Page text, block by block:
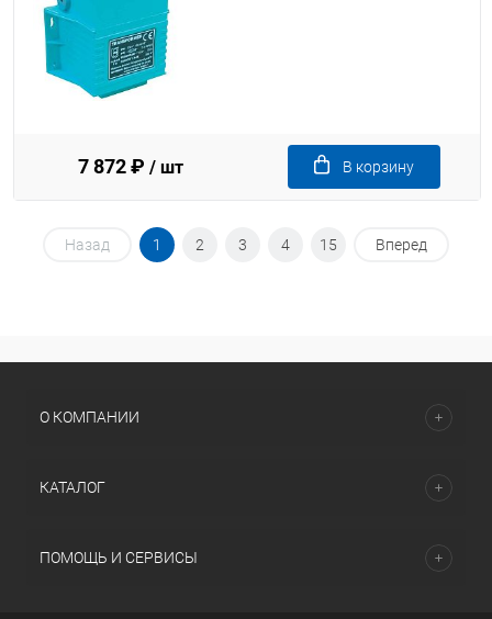
7 872 ₽ / шт В корзину
Назад 1 2 3 4 15 Вперед
О КОМПАНИИ
КАТАЛОГ
ПОМОЩЬ И СЕРВИСЫ